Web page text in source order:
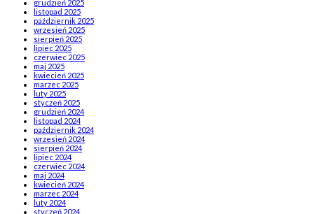
grudzień 2025
listopad 2025
październik 2025
wrzesień 2025
sierpień 2025
lipiec 2025
czerwiec 2025
maj 2025
kwiecień 2025
marzec 2025
luty 2025
styczeń 2025
grudzień 2024
listopad 2024
październik 2024
wrzesień 2024
sierpień 2024
lipiec 2024
czerwiec 2024
maj 2024
kwiecień 2024
marzec 2024
luty 2024
styczeń 2024